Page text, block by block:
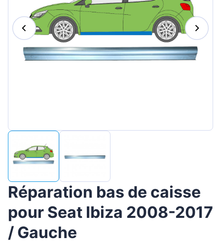
Magyar
Lietuvių
Hrvatski
Português
Réparation bas de caisse
pour Seat Ibiza 2008-2017
/ Gauche